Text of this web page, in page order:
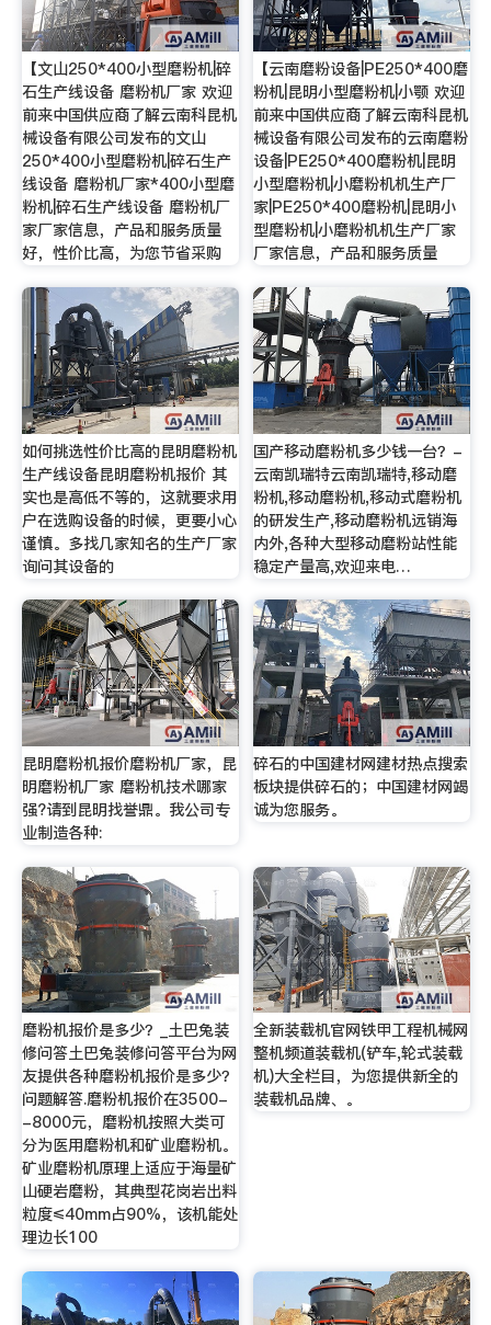
【文山250*400小型磨粉机|碎
石生产线设备 磨粉机厂家 欢迎
前来中国供应商了解云南科昆机
械设备有限公司发布的文山
250*400小型磨粉机|碎石生产
线设备 磨粉机厂家*400小型磨
粉机|碎石生产线设备 磨粉机厂
家厂家信息，产品和服务质量
好，性价比高，为您节省采购
【云南磨粉设备|PE250*400磨
粉机|昆明小型磨粉机|小颚 欢迎
前来中国供应商了解云南科昆机
械设备有限公司发布的云南磨粉
设备|PE250*400磨粉机|昆明
小型磨粉机|小磨粉机机生产厂
家|PE250*400磨粉机|昆明小
型磨粉机|小磨粉机机生产厂家
厂家信息，产品和服务质量
如何挑选性价比高的昆明磨粉机
生产线设备昆明磨粉机报价 其
实也是高低不等的，这就要求用
户在选购设备的时候，更要小心
谨慎。多找几家知名的生产厂家
询问其设备的
国产移动磨粉机多少钱一台？-
云南凯瑞特云南凯瑞特,移动磨
粉机,移动磨粉机,移动式磨粉机
的研发生产,移动磨粉机远销海
内外,各种大型移动磨粉站性能
稳定产量高,欢迎来电…
昆明磨粉机报价磨粉机厂家，昆
明磨粉机厂家 磨粉机技术哪家
强?请到昆明找誉鼎。我公司专
业制造各种:
碎石的中国建材网建材热点搜索
板块提供碎石的；中国建材网竭
诚为您服务。
磨粉机报价是多少？_土巴兔装
修问答土巴兔装修问答平台为网
友提供各种磨粉机报价是多少？
问题解答.磨粉机报价在3500-
-8000元，磨粉机按照大类可
分为医用磨粉机和矿业磨粉机。
矿业磨粉机原理上适应于海量矿
山硬岩磨粉，其典型花岗岩出料
粒度≤40mm占90%，该机能处
理边长100
全新装载机官网铁甲工程机械网
整机频道装载机(铲车,轮式装载
机)大全栏目，为您提供新全的
装载机品牌、。